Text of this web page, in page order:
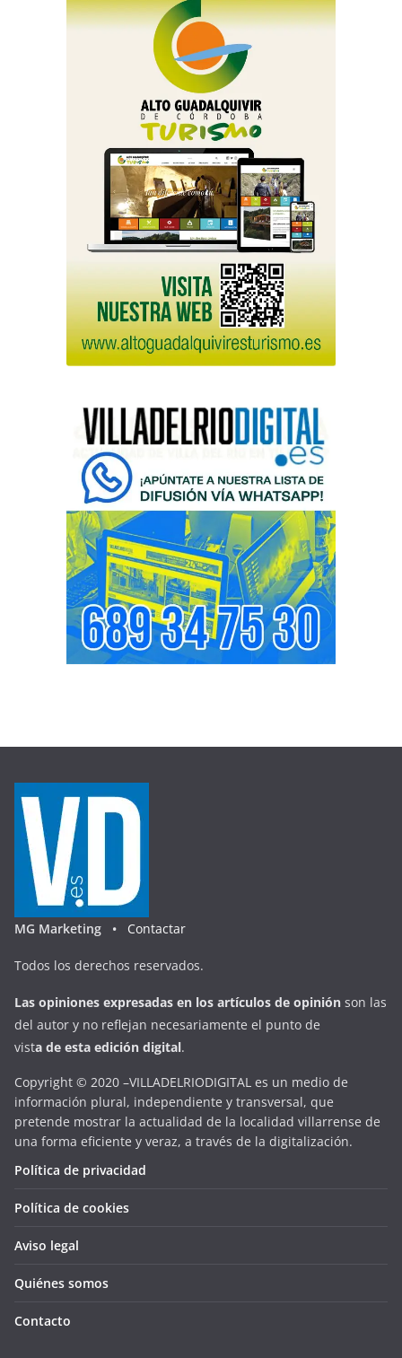
MG Marketing • Contactar
Todos los derechos reservados.
Las opiniones expresadas en los artículos de opinión son las
del autor y no reflejan necesariamente el punto de
vista de esta edición digital.
Copyright © 2020 –VILLADELRIODIGITAL es un medio de
información plural, independiente y transversal, que
pretende mostrar la actualidad de la localidad villarrense de
una forma eficiente y veraz, a través de la digitalización.
Política de privacidad
Política de cookies
Aviso legal
Quiénes somos
Contacto